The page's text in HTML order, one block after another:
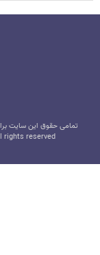
تمامی حقوق این سایت
rights reserved